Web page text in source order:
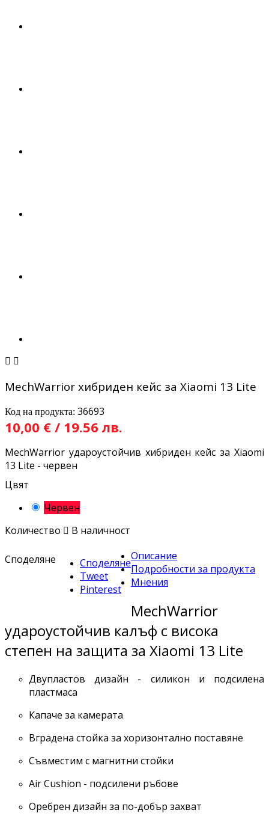
 
MechWarrior хибриден кейс за Xiaomi 13 Lite
Код на продукта: 36693
10,00 € / 19.56 лв.
MechWarrior удароустойчив хибриден кейс за Xiaomi
13 Lite - червен
Цвят
Червен
Количество  В наличност
Споделяне
Споделяне
Tweet
Pinterest
Описание
Подробности за продукта
Мнения
MechWarrior
удароустойчив калъф с висока
степен на защита за Xiaomi 13 Lite
Двупластов дизайн - силикон и подсилена
пластмаса
Капаче за камерата
Вградена стойка за хоризонтално поставяне
Съвместим с магнитни стойки
Air Cushion - подсилени ръбове
Оребрен дизайн за по-добър захват